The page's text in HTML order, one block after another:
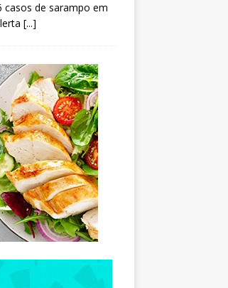
casos de sarampo em
[...]